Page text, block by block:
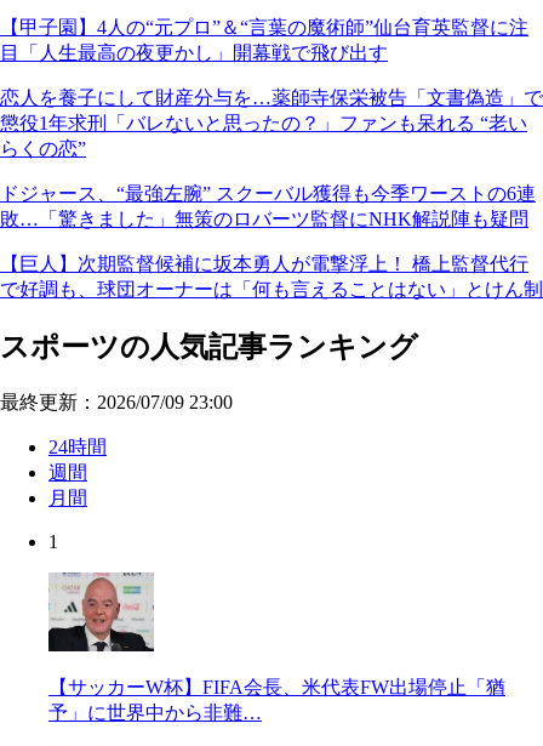
【甲子園】4人の“元プロ”＆“言葉の魔術師”仙台育英監督に注
目「人生最高の夜更かし」開幕戦で飛び出す
恋人を養子にして財産分与を…薬師寺保栄被告「文書偽造」で
懲役1年求刑「バレないと思ったの？」ファンも呆れる “老い
らくの恋”
ドジャース、“最強左腕” スクーバル獲得も今季ワーストの6連
敗…「驚きました」無策のロバーツ監督にNHK解説陣も疑問
【巨人】次期監督候補に坂本勇人が電撃浮上！ 橋上監督代行
で好調も、球団オーナーは「何も言えることはない」とけん制
スポーツの人気記事ランキング
最終更新：2026/07/09 23:00
24時間
週間
月間
1
【サッカーW杯】FIFA会長、米代表FW出場停止「猶
予」に世界中から非難…